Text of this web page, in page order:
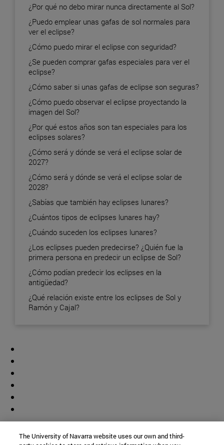
¿Por qué no debo mirar nunca directamente al Sol?
¿Puedo emplear unas gafas de sol normales para
ver el eclipse?
¿Cómo puedo mirar el eclipse con seguridad?
¿Se pueden comprar gafas especiales para ver el
eclipse?
¿Cómo saber si unas gafas de eclipse son seguras?
¿Cómo puedo observar el eclipse proyectando la
imagen del Sol?
¿Por qué estos años son tan especiales para los
eclipses solares?
¿Cómo será y dónde se verá el eclipse solar de
2027?
¿Cómo será y dónde se verá el eclipse solar de
2028?
¿Sabías que también hay eclipses lunares?
¿Cuántos tipos de eclipses lunares hay?
¿Cuándo suceden los eclipses lunares?
¿Los eclipses pueden predecirse? ¿Quién fue la
primera persona en predecir un eclipse de Sol?
¿Cómo podían predecir los eclipses en la
antigüedad?
¿Qué relación existe entre los eclipses de Sol y
Ramón y Cajal?
The University of Navarra website uses our own and third-